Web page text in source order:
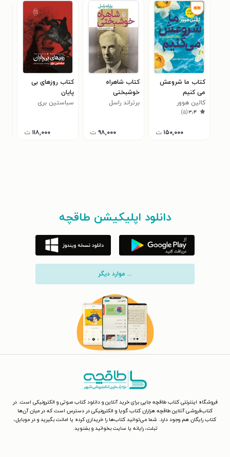
کتاب ما شروعش
می کنیم
کالین هوور
۳٫۴(۵)
۱۵۰,۰۰۰ ت
کتاب شاهراه
خوشبختی
برتراند راسل
۹۸,۰۰۰ ت
کتاب روزهای بی
پایان
سباستین بری
۱۱۸,۰۰۰ ت
دانلود اپلیکیشن طاقچه
... موارد دیگر
فروشگاه اینترنتی کتاب طاقچه جایی برای خرید آنلاین و دانلود کتاب صوتی و الکترونیکی است. در
کتاب‌فروشی آنلاین طاقچه هزاران کتاب گویا و الکترونیکی در دسترس است که در میان آن‌ها
کتاب رایگان هم وجود دارد. شما می‌توانید کتاب‌ها را خریداری کرده یا امانت بگیرید و در موبایل،
تبلت، رایانه یا سایت بخوانید و بشنوید.